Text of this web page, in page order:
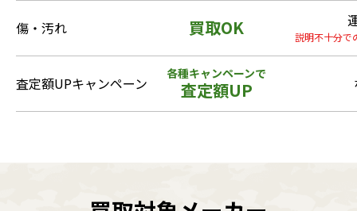
傷・汚れ 買取OK 説明不十分
査定額UPキャンペーン
各種キャンペーンで
査定額UP